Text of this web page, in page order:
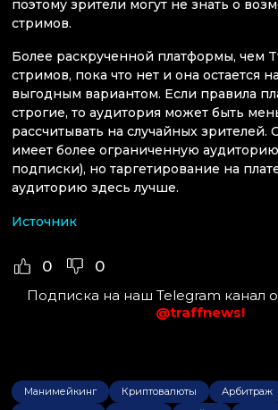
поэтому зрители могут не знать о
стримов.
Более раскрученной платформы, чем
стримов, пока что нет и она остается
выгодным вариантом. Если правила
строгие, то аудитория может быть
рассчитывать на случайных зрителей.
имеет более ограниченную
подписки), но таргетирование на
аудиторию здесь лучше.
Источник
0 0
Подписка на наш Telegram канал
@traffnews!
Манимейкинг Криптовалюты Арбитраж